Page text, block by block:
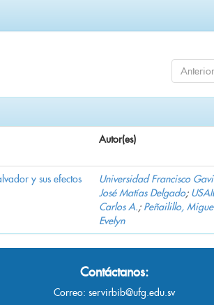
Anterior
Autor(es)
y sus efectos
Universidad Francisco
José Matías Delgado;
Carlos A.; Peñailillo,
Evelyn
Contáctanos:
Correo: servirbib@ufg.edu.sv